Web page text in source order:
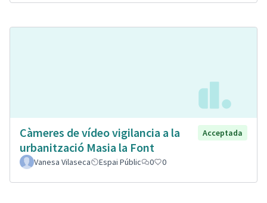
Càmeres de vídeo vigilancia a la
urbanització Masia la Font
Acceptada
Vanesa Vilaseca Espai Públic 0 0